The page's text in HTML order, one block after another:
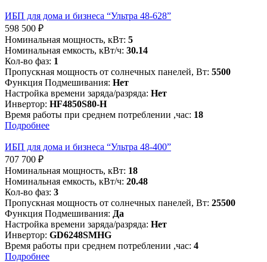
ИБП для дома и бизнеса “Ультра 48-628”
598 500 ₽
Номинальная мощность, кВт: 5
Номинальная емкость, кВт/ч: 30.14
Кол-во фаз: 1
Пропускная мощность от солнечных панелей, Вт: 5500
Функция Подмешивания: Нет
Настройка времени заряда/разряда: Нет
Инвертор: HF4850S80-H
Время работы при среднем потреблении ,час: 18
Подробнее
ИБП для дома и бизнеса “Ультра 48-400”
707 700 ₽
Номинальная мощность, кВт: 18
Номинальная емкость, кВт/ч: 20.48
Кол-во фаз: 3
Пропускная мощность от солнечных панелей, Вт: 25500
Функция Подмешивания: Да
Настройка времени заряда/разряда: Нет
Инвертор: GD6248SMHG
Время работы при среднем потреблении ,час: 4
Подробнее